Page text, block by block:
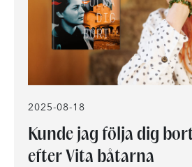
2025-08-18
Kunde jag följa dig
efter Vita båtarna